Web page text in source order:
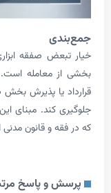
صفقه ابزاری حقوقی برای
است. این خیار
یا پذیرش بخش صحیح و
کند. مبنای این خیار،
و قانون مدنی ایران جایگاه
و پاسخ مرتبط